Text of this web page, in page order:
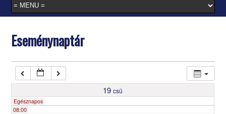
Eseménynaptár
19 csü
Egésznapos
05:00
07:00
08:00